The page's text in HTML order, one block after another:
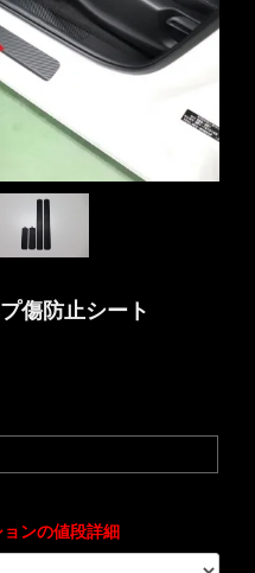
傷防止シート
ョンの値段詳細